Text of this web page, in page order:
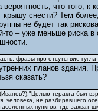
вероятность, что того, к
крышу снести? Тем
не будет так
то – уже меньше риска
фразы про отсутствие
планов здания.
сказать?
теракта был
человека, не разбиравшего
пунктов, где захват